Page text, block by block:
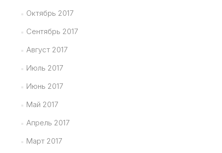
Октябрь 2017
Сентябрь 2017
Август 2017
Июль 2017
Июнь 2017
Май 2017
Апрель 2017
Март 2017